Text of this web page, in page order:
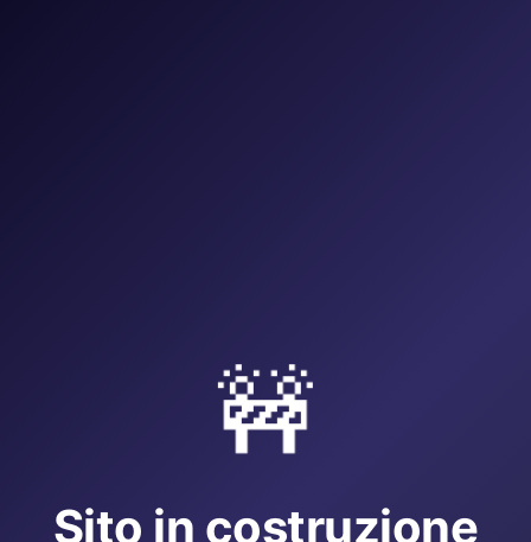
🚧
Sito in costruzione